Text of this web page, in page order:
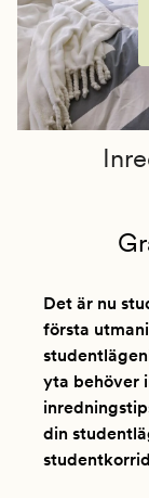
Det är nu
första
yta behöver
din